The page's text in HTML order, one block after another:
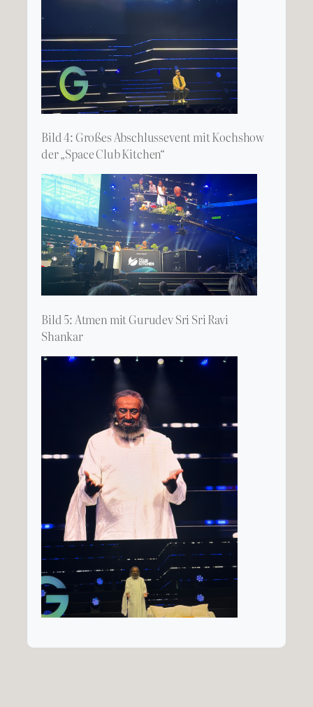
Bild 4: Großes Abschlussevent mit Kochshow
der „Space Club Kitchen“
Bild 5: Atmen mit Gurudev Sri Sri Ravi
Shankar